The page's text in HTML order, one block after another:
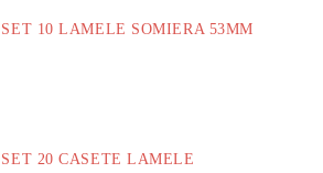
SET 10 LAMELE SOMIERA 53MM
SET 20 CASETE LAMELE